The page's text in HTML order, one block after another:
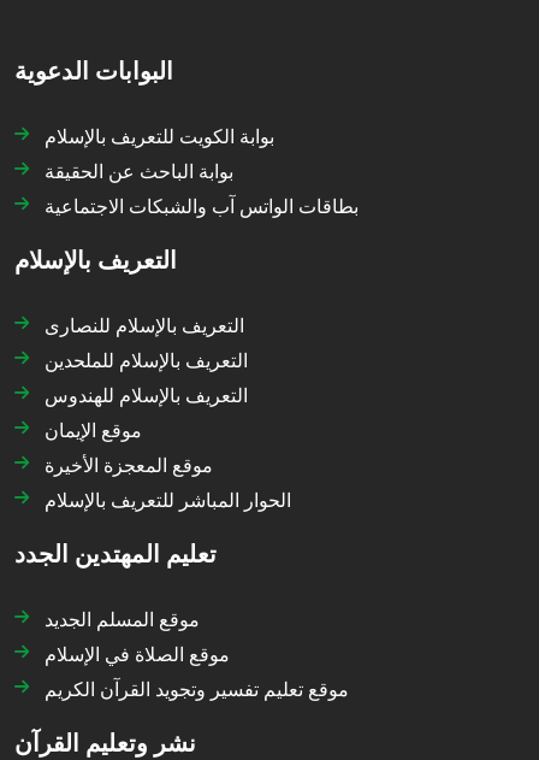
البوابات الدعوية
بوابة الكويت للتعريف بالإسلام
بوابة الباحث عن الحقيقة
بطاقات الواتس آب والشبكات الاجتماعية
التعريف بالإسلام
التعريف بالإسلام للنصارى
التعريف بالإسلام للملحدين
التعريف بالإسلام للهندوس
موقع الإيمان
موقع المعجزة الأخيرة
الحوار المباشر للتعريف بالإسلام
تعليم المهتدين الجدد
موقع المسلم الجديد
موقع الصلاة في الإسلام
موقع تعليم تفسير وتجويد القرآن الكريم
نشر وتعليم القرآن